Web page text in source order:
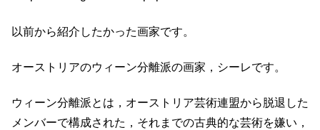
以前から紹介したかった画家です。
オーストリアのウィーン分離派の画家，シーレです。
ウィーン分離派とは，オーストリア芸術連盟から脱退した
メンバーで構成された，それまでの古典的な芸術を嫌い，